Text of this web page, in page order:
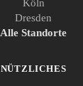
Köln
Dresden
Alle Standorte
NÜTZLICHES